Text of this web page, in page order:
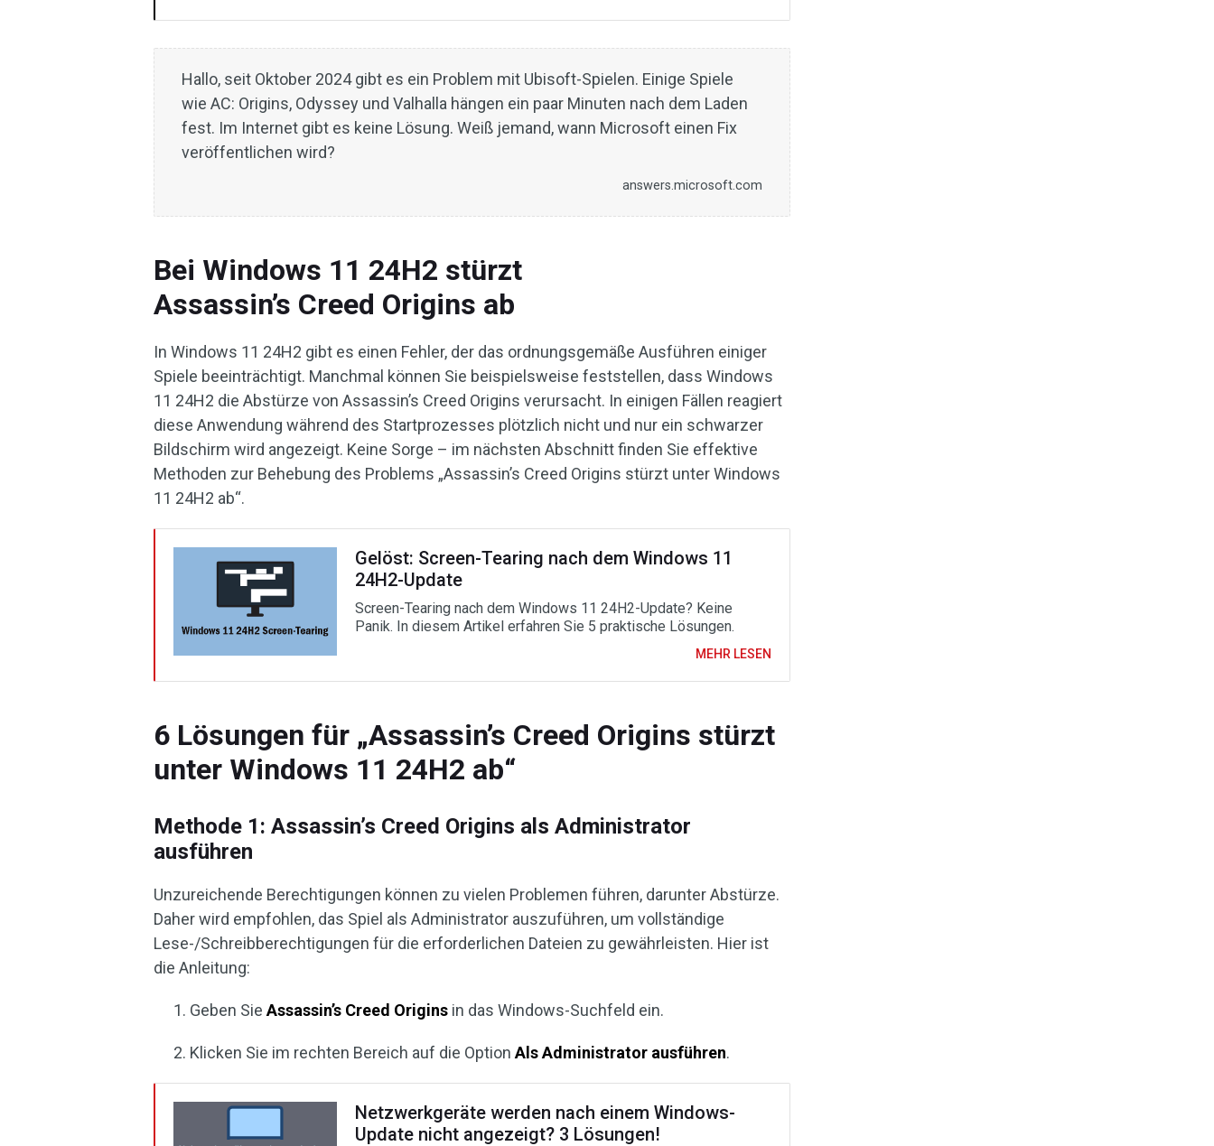
Hallo, seit Oktober 2024 gibt es ein Problem mit Ubisoft-Spielen. Einige Spiele
wie AC: Origins, Odyssey und Valhalla hängen ein paar Minuten nach dem Laden
fest. Im Internet gibt es keine Lösung. Weiß jemand, wann Microsoft einen Fix
veröffentlichen wird?
answers.microsoft.com
Bei Windows 11 24H2 stürzt
Assassin’s Creed Origins ab
In Windows 11 24H2 gibt es einen Fehler, der das ordnungsgemäße Ausführen einiger
Spiele beeinträchtigt. Manchmal können Sie beispielsweise feststellen, dass Windows
11 24H2 die Abstürze von Assassin’s Creed Origins verursacht. In einigen Fällen reagiert
diese Anwendung während des Startprozesses plötzlich nicht und nur ein schwarzer
Bildschirm wird angezeigt. Keine Sorge – im nächsten Abschnitt finden Sie effektive
Methoden zur Behebung des Problems „Assassin’s Creed Origins stürzt unter Windows
11 24H2 ab“.
Gelöst: Screen-Tearing nach dem Windows 11
24H2-Update
Screen-Tearing nach dem Windows 11 24H2-Update? Keine
Panik. In diesem Artikel erfahren Sie 5 praktische Lösungen.
MEHR LESEN
6 Lösungen für „Assassin’s Creed Origins stürzt
unter Windows 11 24H2 ab“
Methode 1: Assassin’s Creed Origins als Administrator
ausführen
Unzureichende Berechtigungen können zu vielen Problemen führen, darunter Abstürze.
Daher wird empfohlen, das Spiel als Administrator auszuführen, um vollständige
Lese-/Schreibberechtigungen für die erforderlichen Dateien zu gewährleisten. Hier ist
die Anleitung:
Geben SieAssassin’s Creed Origins in das Windows-Suchfeld ein.
Klicken Sie im rechten Bereich auf die OptionAls Administrator ausführen.
Netzwerkgeräte werden nach einem Windows-
Update nicht angezeigt? 3 Lösungen!